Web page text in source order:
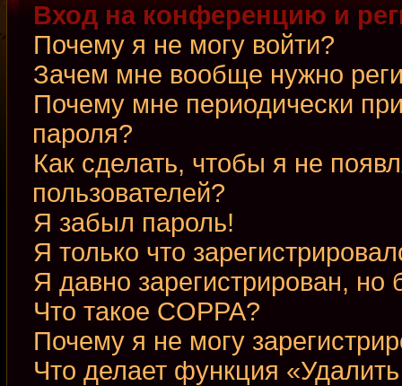
Вход на конференцию и
Почему я не могу войти?
Зачем мне вообще нужно
Почему мне периодически
пароля?
Как сделать, чтобы я не
пользователей?
Я забыл пароль!
Я только что
Я давно зарегистрирован, но
Что такое COPPA?
Почему я не могу
Что делает функция